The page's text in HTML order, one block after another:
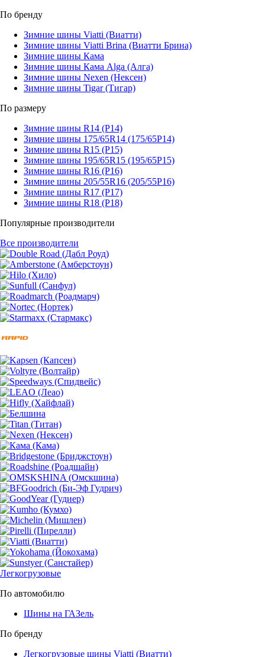
По бренду
Зимние шины Viatti (Виатти)
Зимние шины Viatti Brina (Виатти Брина)
Зимние шины Кама
Зимние шины Кама Alga (Алга)
Зимние шины Nexen (Нексен)
Зимние шины Tigar (Тигар)
По размеру
Зимние шины R14 (Р14)
Зимние шины 175/65R14 (175/65Р14)
Зимние шины R15 (Р15)
Зимние шины 195/65R15 (195/65Р15)
Зимние шины R16 (Р16)
Зимние шины 205/55R16 (205/55Р16)
Зимние шины R17 (Р17)
Зимние шины R18 (Р18)
Популярные производители
Все производители
Легкогрузовые
По автомобилю
Шины на ГАЗель
По бренду
Легкогрузовые шины Viatti (Виатти)